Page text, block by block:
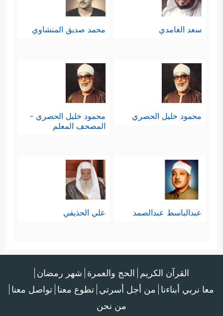
سعد الغامدي محمد صديق المنشاوي
محمود خليل الحصري
محمود خليل الحصري -
المصحف المعلم
عبدالباسط عبدالصمد علي الحذيفي
القرآن الكريم الحج والعمرة شهر رمضان
معا نربي أبناءنا من أجل أسرتي تطوع معنا تواصل معنا
من نحن